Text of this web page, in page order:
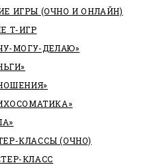
ИГРЫ (ОЧНО И ОНЛАЙН)
Т-ИГР
МОГУ-ДЕЛАЮ»
КЛАССЫ (ОЧНО)
КЛАСС